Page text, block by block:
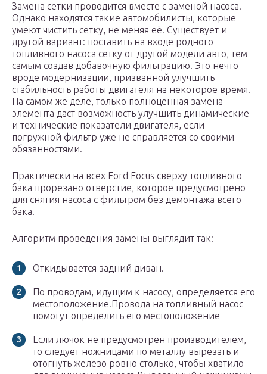
Замена сетки проводится вместе с заменой насоса.
Однако находятся такие автомобилисты, которые
умеют чистить сетку, не меняя её. Существует и
другой вариант: поставить на входе родного
топливного насоса сетку от другой модели авто, тем
самым создав добавочную фильтрацию. Это нечто
вроде модернизации, призванной улучшить
стабильность работы двигателя на некоторое время.
На самом же деле, только полноценная замена
элемента даст возможность улучшить динамические
и технические показатели двигателя, если
погружной фильтр уже не справляется со своими
обязанностями.
Практически на всех Ford Focus сверху топливного
бака прорезано отверстие, которое предусмотрено
для снятия насоса с фильтром без демонтажа всего
бака.
Алгоритм проведения замены выглядит так:
Откидывается задний диван.
По проводам, идущим к насосу, определяется его
местоположение.Провода на топливный насос
помогут определить его местоположение
Если лючок не предусмотрен производителем,
то следует ножницами по металлу вырезать и
отогнуть железо ровно столько, чтобы хватило